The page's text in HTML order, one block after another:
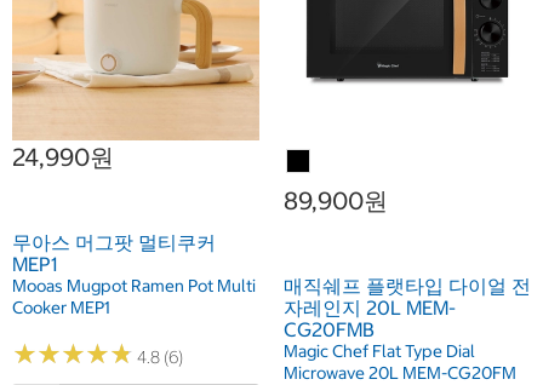
24,990원
무아스 머그팟 멀티쿠커
MEP1
Mooas Mugpot Ramen Pot Multi
Cooker MEP1
★★★★★
★★★★★ 4.8 (6)
89,900원
매직쉐프 플랫타입 다이얼 전
자레인지 20L MEM-
CG20FMB
Magic Chef Flat Type Dial
Microwave 20L MEM-CG20FM